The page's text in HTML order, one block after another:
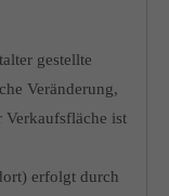
gestellte
Veränderung,
Verkaufsfläche ist
erfolgt durch